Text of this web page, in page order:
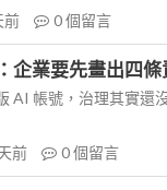
前 0個留言
企業要先畫出四條
AI 帳號，治理其實還
前 0個留言